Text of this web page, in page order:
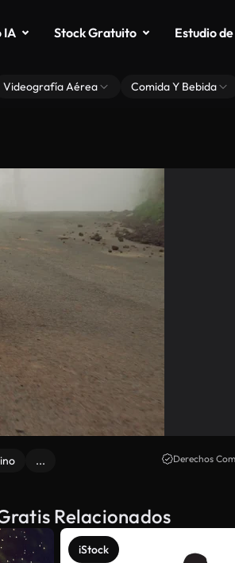
IA Stock Gratuito Estudio
Videografía Aérea Comida Y Bebida
... Derechos
Relacionados
iStock